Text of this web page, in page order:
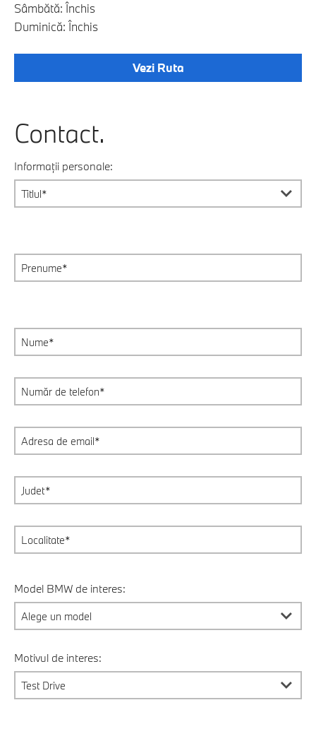
Sâmbătă: Închis
Duminică: Închis
Vezi Ruta
Contact.
Informații personale:
Model BMW de interes:
Motivul de interes: